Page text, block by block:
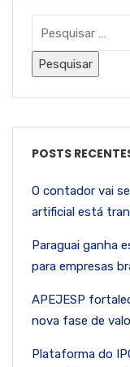
POSTS
O contador vai
artificial está
Paraguai ganha
para empresas
APEJESP
nova fase de
Plataforma do